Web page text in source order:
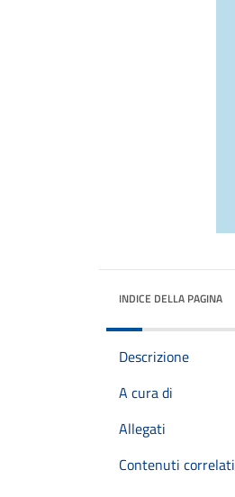
INDICE DELLA PAGINA
Descrizione
A cura di
Allegati
Contenuti correlati